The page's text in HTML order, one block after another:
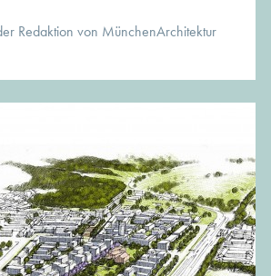
Redaktion von MünchenArchitektur